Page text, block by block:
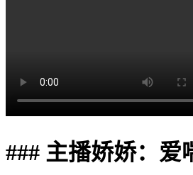
### 主播娇娇：爱